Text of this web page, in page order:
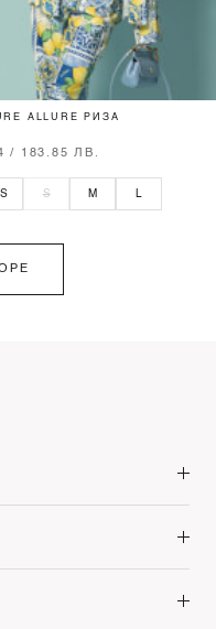
ALLURE РИЗА
/ 183.85 ЛВ.
S M L